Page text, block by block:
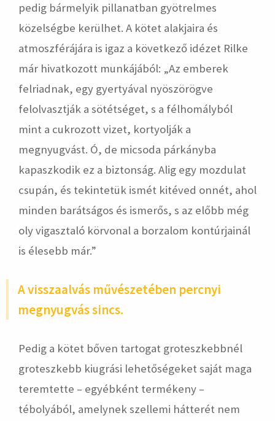
pedig bármelyik pillanatban gyötrelmes
közelségbe kerülhet. A kötet alakjaira és
atmoszférájára is igaz a következő idézet Rilke
már hivatkozott munkájából: „Az emberek
felriadnak, egy gyertyával nyöszörögve
felolvasztják a sötétséget, s a félhomályból
mint a cukrozott vizet, kortyolják a
megnyugvást. Ó, de micsoda párkányba
kapaszkodik ez a biztonság. Alig egy mozdulat
csupán, és tekintetük ismét kitéved onnét, ahol
minden barátságos és ismerős, s az előbb még
oly vigasztaló körvonal a borzalom kontúrjainál
is élesebb már.”
A visszaalvás művészetében percnyi
megnyugvás sincs.
Pedig a kötet bőven tartogat groteszkebbnél
groteszkebb kiugrási lehetőségeket saját maga
teremtette – egyébként termékeny –
tébolyából, amelynek szellemi hátterét nem